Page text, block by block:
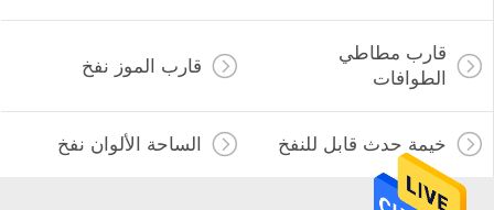
قارب مطاطي
الطوافات
قارب الموز نفخ
خيمة حدث قابل للنفخ الساحة الألوان نفخ